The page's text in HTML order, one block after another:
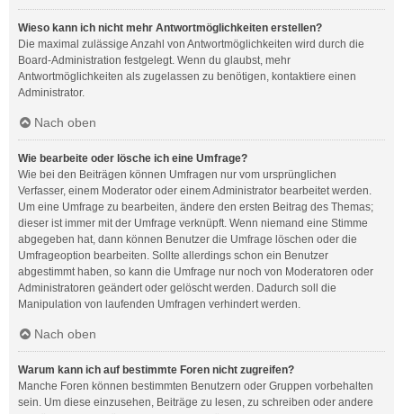
Wieso kann ich nicht mehr Antwortmöglichkeiten erstellen?
Die maximal zulässige Anzahl von Antwortmöglichkeiten wird durch die
Board-Administration festgelegt. Wenn du glaubst, mehr
Antwortmöglichkeiten als zugelassen zu benötigen, kontaktiere einen
Administrator.
Nach oben
Wie bearbeite oder lösche ich eine Umfrage?
Wie bei den Beiträgen können Umfragen nur vom ursprünglichen
Verfasser, einem Moderator oder einem Administrator bearbeitet werden.
Um eine Umfrage zu bearbeiten, ändere den ersten Beitrag des Themas;
dieser ist immer mit der Umfrage verknüpft. Wenn niemand eine Stimme
abgegeben hat, dann können Benutzer die Umfrage löschen oder die
Umfrageoption bearbeiten. Sollte allerdings schon ein Benutzer
abgestimmt haben, so kann die Umfrage nur noch von Moderatoren oder
Administratoren geändert oder gelöscht werden. Dadurch soll die
Manipulation von laufenden Umfragen verhindert werden.
Nach oben
Warum kann ich auf bestimmte Foren nicht zugreifen?
Manche Foren können bestimmten Benutzern oder Gruppen vorbehalten
sein. Um diese einzusehen, Beiträge zu lesen, zu schreiben oder andere